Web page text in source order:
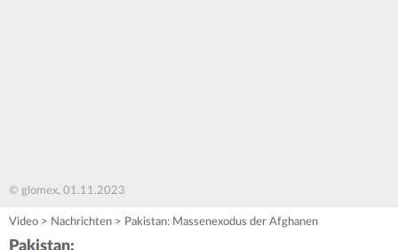
© glomex, 01.11.2023
Video > Nachrichten > Pakistan: Massenexodus der Afghanen
Pakistan: